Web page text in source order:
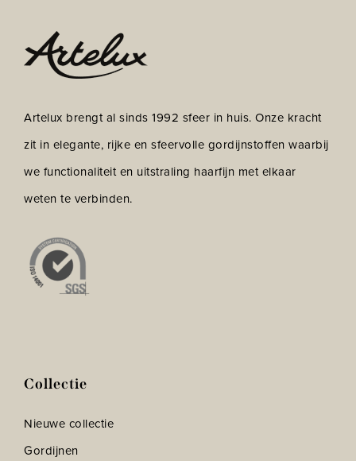
Artelux brengt al sinds 1992 sfeer in huis. Onze kracht
zit in elegante, rijke en sfeervolle gordijnstoffen waarbij
we functionaliteit en uitstraling haarfijn met elkaar
weten te verbinden.
Collectie
Nieuwe collectie
Gordijnen